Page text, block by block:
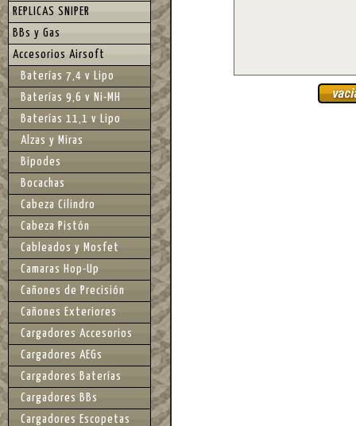
REPLICAS SNIPER
BBs y Gas
Accesorios Airsoft
Baterías 7,4 v Lipo
Baterías 9,6 v Ni-MH
Baterías 11,1 v Lipo
Alzas y Miras
Bípodes
Bocachas
Cabeza Cilindro
Cabeza Pistón
Cableados y Mosfet
Camaras Hop-Up
Cañones de Precisión
Cañones Exteriores
Cargadores Accesorios
Cargadores AEGs
Cargadores Baterías
Cargadores BBs
Cargadores Escopetas